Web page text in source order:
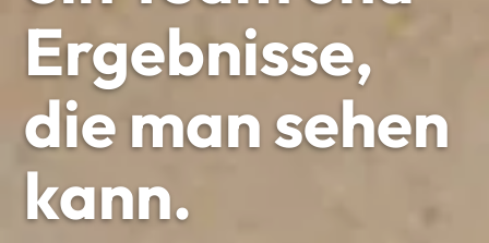
Ergebnisse,
die man sehen
kann.